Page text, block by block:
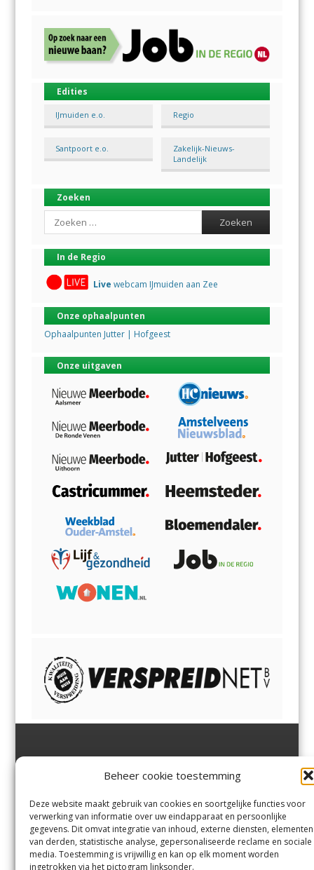
Beheer cookie toestemming
Deze website maakt gebruik van cookies en soortgelijke functies voor
verwerking van informatie over uw eindapparaat en persoonlijke
gegevens. Dit omvat integratie van inhoud, externe diensten, elementen
van derden, statistische analyse, gepersonaliseerde reclame en sociale
media. Toestemming is vrijwillig en kan op elk moment worden
ingetrokken via het pictogram linksonder.
Edities
IJmuiden e.o. Regio
Santpoort e.o.
Zakelijk-Nieuws-
Landelijk
Zoeken
Search
In de Regio
Live webcam IJmuiden aan Zee
Onze ophaalpunten
Ophaalpunten Jutter | Hofgeest
Onze uitgaven
Margadantstraat 34
0255-533900
info@jutter.nlofinfo@hofgee
st.nl
Velserbroek,Velsen-Zuid,
Zuid,Driehuisen
Spaarnwoude.
Contact